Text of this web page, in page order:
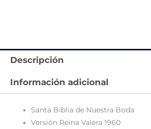
Descripción
Información adicional
Santa Biblia de Nuestra Boda
Versión Reina Valera 1960